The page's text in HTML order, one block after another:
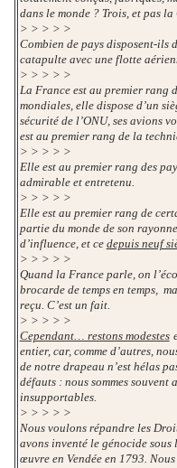
dans le monde ? Trois, et pas
> > > > >
Combien de pays disposent-ils
catapulte avec une flotte
> > > > >
La France est au premier rang
mondiales, elle dispose d’un
sécurité de l’ONU, ses avions
est au premier rang de la
> > > > >
Elle est au premier rang des
admirable et entretenu.
> > > > >
Elle est au premier rang de
partie du monde de son
d’influence, et ce depuis neuf
> > > > >
Quand la France parle, on
brocarde de temps en temps,
reçu. C’est un fait.
> > > > >
Cependant… restons modestes
entier, car, comme d’autres,
de notre drapeau n’est hélas
défauts : nous sommes
insupportables.
> > > > >
Nous voulons répandre les
avons inventé le génocide sous
œuvre en Vendée en 1793.